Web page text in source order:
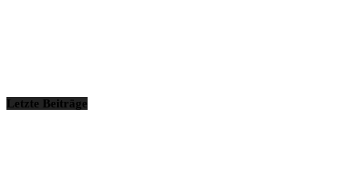
Letzte Beiträge